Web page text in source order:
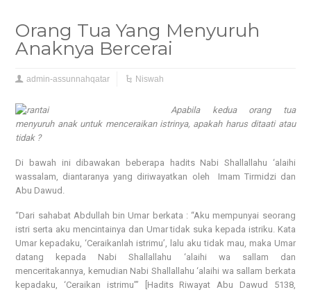
Orang Tua Yang Menyuruh
Anaknya Bercerai
admin-assunnahqatar Niswah
Apabila kedua orang tua
menyuruh anak untuk menceraikan istrinya, apakah harus ditaati atau
tidak ?
Di bawah ini dibawakan beberapa hadits Nabi Shallallahu ‘alaihi
wassalam, diantaranya yang diriwayatkan oleh Imam Tirmidzi dan
Abu Dawud.
“Dari sahabat Abdullah bin Umar berkata : “Aku mempunyai seorang
istri serta aku mencintainya dan Umar tidak suka kepada istriku. Kata
Umar kepadaku, ‘Ceraikanlah istrimu’, lalu aku tidak mau, maka Umar
datang kepada Nabi Shallallahu ‘alaihi wa sallam dan
menceritakannya, kemudian Nabi Shallallahu ‘alaihi wa sallam berkata
kepadaku, ‘Ceraikan istrimu’” [Hadits Riwayat Abu Dawud 5138,